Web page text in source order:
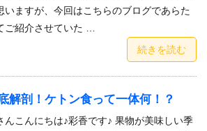
いますが、今回はこちらのブログであらた
ご紹介させていた …
続きを読む
解剖！ケトン食って一体何！？
んこんにちは♪彩香です♪ 果物が美味しい季